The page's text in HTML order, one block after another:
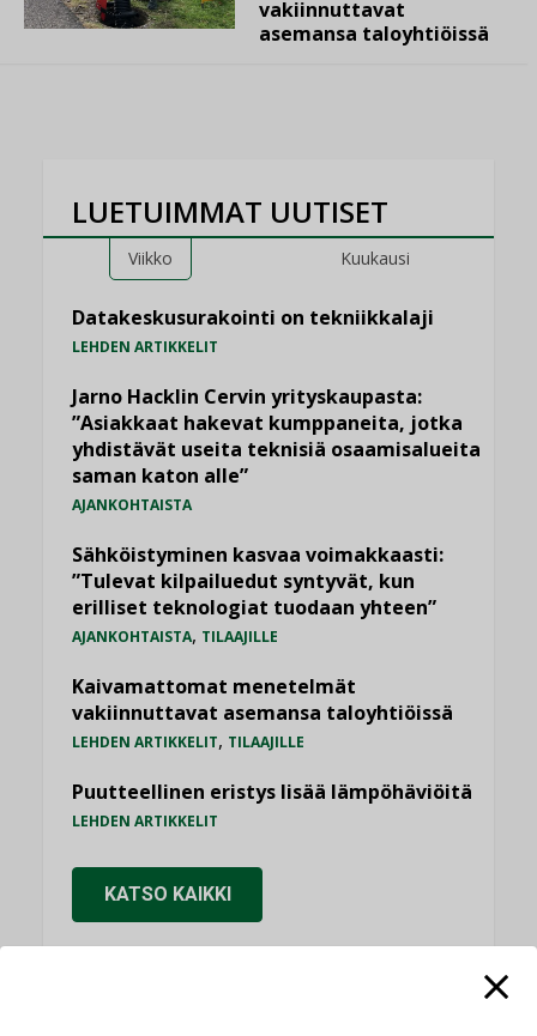
vakiinnuttavat
asemansa taloyhtiöissä
LUETUIMMAT UUTISET
Viikko Kuukausi
Datakeskusurakointi on tekniikkalaji
LEHDEN ARTIKKELIT
Jarno Hacklin Cervin yrityskaupasta:
”Asiakkaat hakevat kumppaneita, jotka
yhdistävät useita teknisiä osaamisalueita
saman katon alle”
AJANKOHTAISTA
Sähköistyminen kasvaa voimakkaasti:
”Tulevat kilpailuedut syntyvät, kun
erilliset teknologiat tuodaan yhteen”
AJANKOHTAISTA, TILAAJILLE
Kaivamattomat menetelmät
vakiinnuttavat asemansa taloyhtiöissä
LEHDEN ARTIKKELIT, TILAAJILLE
Puutteellinen eristys lisää lämpöhäviöitä
LEHDEN ARTIKKELIT
KATSO KAIKKI